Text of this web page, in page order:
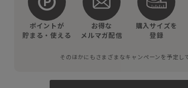
ポイントが
貯まる・使える
お得な
メルマガ配信
購入サイズを
登録
そのほかにもさまざまなキャンペーンを予定し